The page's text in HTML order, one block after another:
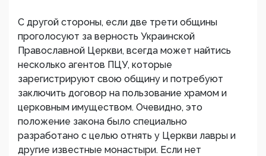
С другой стороны, если две трети общины
проголосуют за верность Украинской
Православной Церкви, всегда может найтись
несколько агентов ПЦУ, которые
зарегистрируют свою общину и потребуют
заключить договор на пользование храмом и
церковным имуществом. Очевидно, это
положение закона было специально
разработано с целью отнять у Церкви лавры и
другие известные монастыри. Если нет